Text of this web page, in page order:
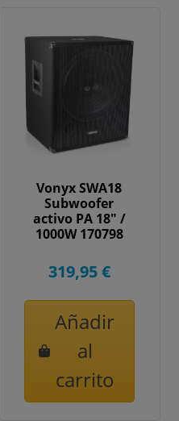
Vonyx SWA18
Subwoofer
activo PA 18" /
1000W 170798
319,95 €
Añadir
al
carrito